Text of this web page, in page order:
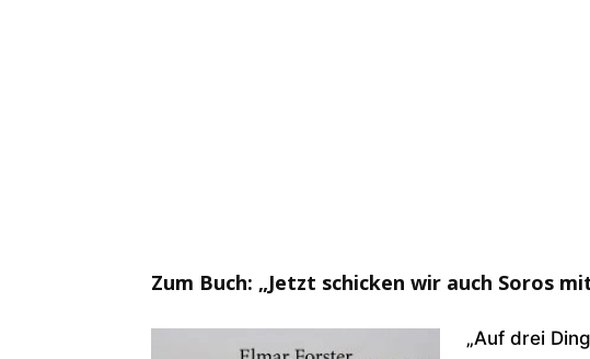
Zum Buch: „Jetzt schicken wir auch Soros
„Auf drei